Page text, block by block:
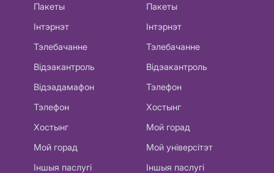
Пакеты
Інтэрнэт
Тэлебачанне
Відэакантроль
Відэадамафон
Тэлефон
Хостынг
Мой горад
Іншыя паслугі
Пакеты
Інтэрнэт
Тэлебачанне
Відэакантроль
Тэлефон
Хостынг
Мой горад
Мой універсітэт
Іншыя паслугі